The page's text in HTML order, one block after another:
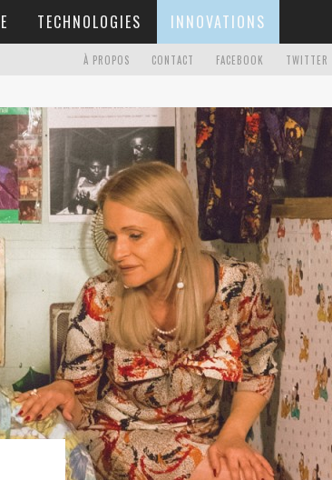
TECHNOLOGIES INNOVATIONS
À PROPOS CONTACT FACEBOOK TWITTER